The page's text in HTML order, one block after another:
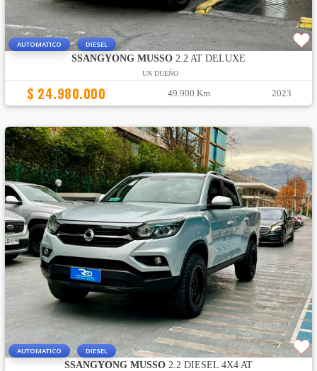
AUTOMATICO DIESEL
SSANGYONG MUSSO2.2 AT DELUXE
UN DUEÑO
$ 24.980.000 49.900 Km 2023
AUTOMATICO DIESEL
SSANGYONG MUSSO2.2 DIESEL 4X4 AT